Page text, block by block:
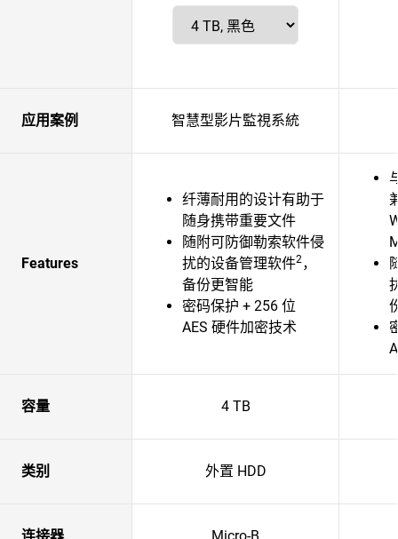
应用案例 智慧型影片監視系統
Features
纤薄耐用的设计有助于
随身携带重要文件
随附可防御勒索软件侵
扰的设备管理软件2 ，
备份更智能
密码保护 + 256 位
AES 硬件加密技术
容量 4 TB
类别 外置 HDD